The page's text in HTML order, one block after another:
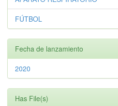
FÚTBOL
Fecha de lanzamiento
2020
Has File(s)